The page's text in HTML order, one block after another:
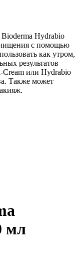
Hydrabio
с помощью
как утром,
результатов
Cream или Hydrabio
Также может
мл